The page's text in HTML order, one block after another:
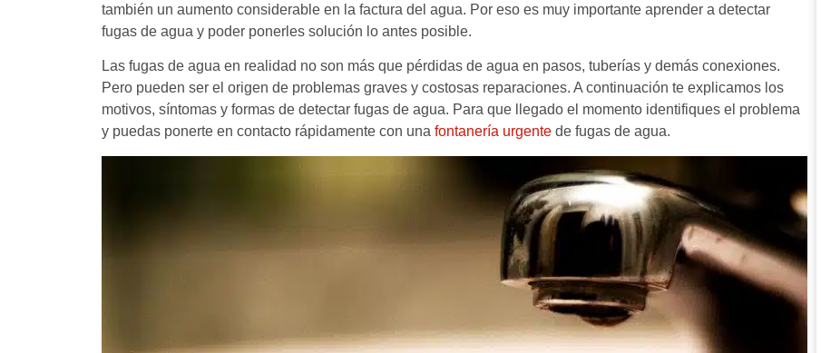
también un aumento considerable en la factura del agua. Por eso es muy importante aprender a detectar
fugas de agua y poder ponerles solución lo antes posible.
Las fugas de agua en realidad no son más que pérdidas de agua en pasos, tuberías y demás conexiones.
Pero pueden ser el origen de problemas graves y costosas reparaciones. A continuación te explicamos los
motivos, síntomas y formas de detectar fugas de agua. Para que llegado el momento identifiques el problema
y puedas ponerte en contacto rápidamente con una fontanería urgente de fugas de agua.